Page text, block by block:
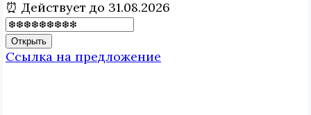
⏰ Действует до 31.08.2026
Открыть
Ссылка на предложение